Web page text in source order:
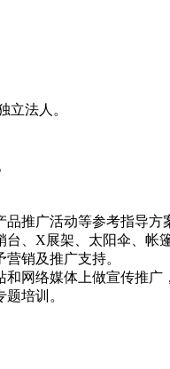
立法人。
推广活动等参考指导方
、X展架、太阳伞、帐篷
销及推广支持。
网络媒体上做宣传推
培训。